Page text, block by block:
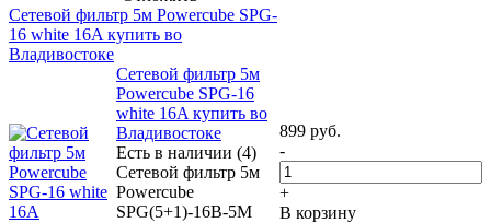
Сетевой фильтр 5м Powercube SPG-
16 white 16A купить во
Владивостоке
Сетевой фильтр 5м
Powercube SPG-16
white 16A купить во
Владивостоке
Есть в наличии (4)
Сетевой фильтр 5м
Powercube
SPG(5+1)-16B-5M
899 руб.
-
+
В корзину